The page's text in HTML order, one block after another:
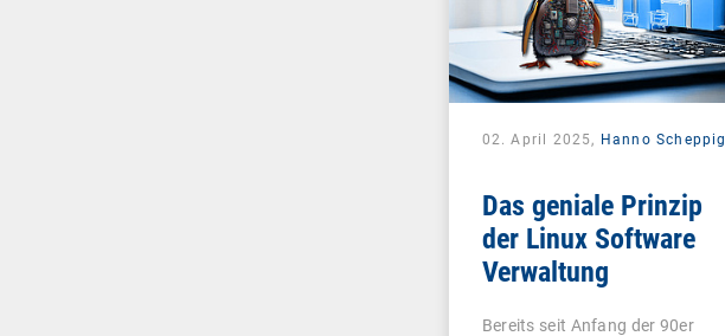
02. April 2025, Hanno Scheppig
Das geniale Prinzip
der Linux Software
Verwaltung
Bereits seit Anfang der 90er